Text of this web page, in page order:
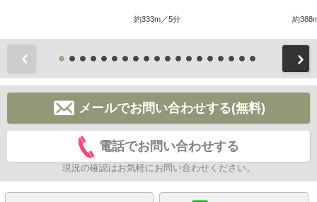
約333m／5分 約
メールでお問い合わせする(無料)
電話でお問い合わせする
現況の確認はお気軽にお問い合わせください。